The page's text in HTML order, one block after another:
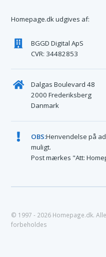
Homepage.dk udgives af:
BGGD Digital ApS
CVR: 34482853
Dalgas Boulevard 48
2000 Frederiksberg
Danmark
OBS:Henvendelse på
muligt.
Post mærkes "Att:
© 1997 - 2026 Homepage.dk.
forbeholdes